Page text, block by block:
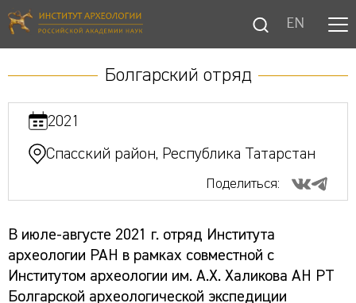
EN
Болгарский отряд
2021
Спасский район, Республика Татарстан
Поделиться:
В июле-августе 2021 г. отряд Института
археологии РАН в рамках совместной с
Институтом археологии им. А.Х. Халикова АН РТ
Болгарской археологической экспедиции